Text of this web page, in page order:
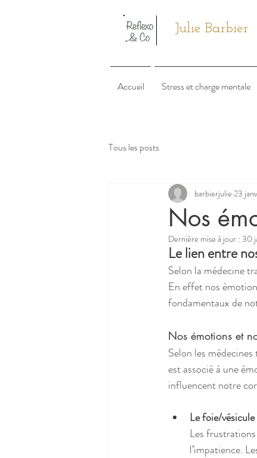
Julie Barbier
Accueil Stress et charge mentale
Tous les posts
Nos
barbierjulie 23
Dernière mise à jour : 30
Le lien entre
Selon la médecine
En effet nos
fondamentaux de
Nos émotions et
Selon les
est associé à une
influencent notre
Le foie/
Les
l’impatience.